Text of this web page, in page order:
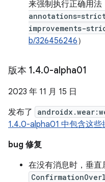
来强制执行正确用法
improvements-
b/326456246）
版本 1.4.0-alpha01
2023 年 11 月 15 日
发布了
1.4.0-alpha01 中包含这些
bug 修复
在没有消息时，垂直